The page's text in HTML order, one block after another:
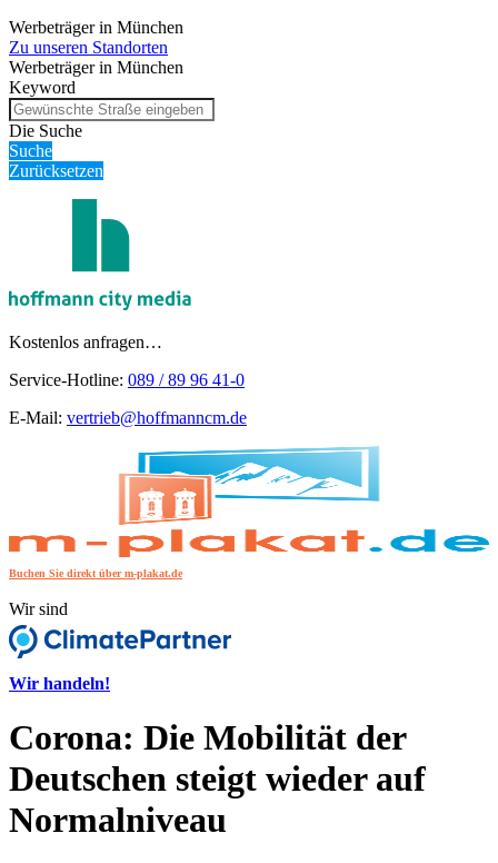
Werbeträger in München
Zu unseren Standorten
Werbeträger in München
Keyword
Die Suche
Suche
Zurücksetzen
Kostenlos anfragen…
Service-Hotline: 089 / 89 96 41-0
E-Mail: vertrieb@hoffmanncm.de
Buchen Sie direkt über m-plakat.de
Wir sind
Wir handeln!
Corona: Die Mobilität der
Deutschen steigt wieder auf
Normalniveau